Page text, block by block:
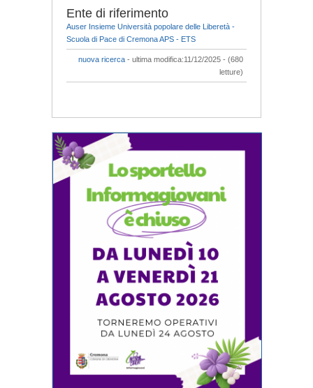
Ente di riferimento
Auser Insieme Università popolare delle Liberetà -
Scuola di Pace di Cremona APS - ETS
nuova ricerca - ultima modifica:11/12/2025 - (680
letture)